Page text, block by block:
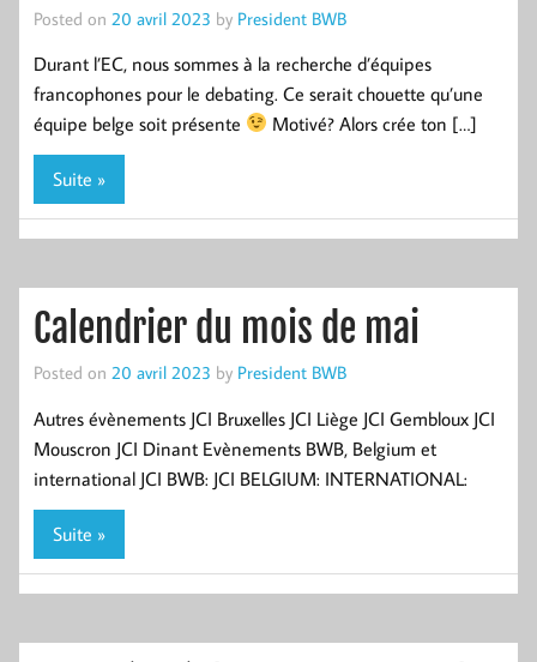
Posted on 20 avril 2023 by President BWB
Durant l’EC, nous sommes à la recherche d’équipes
francophones pour le debating. Ce serait chouette qu’une
équipe belge soit présente
Motivé? Alors crée ton […]
Suite »
Calendrier du mois de mai
Posted on 20 avril 2023 by President BWB
Autres évènements JCI Bruxelles JCI Liège JCI Gembloux JCI
Mouscron JCI Dinant Evènements BWB, Belgium et
international JCI BWB: JCI BELGIUM: INTERNATIONAL:
Suite »